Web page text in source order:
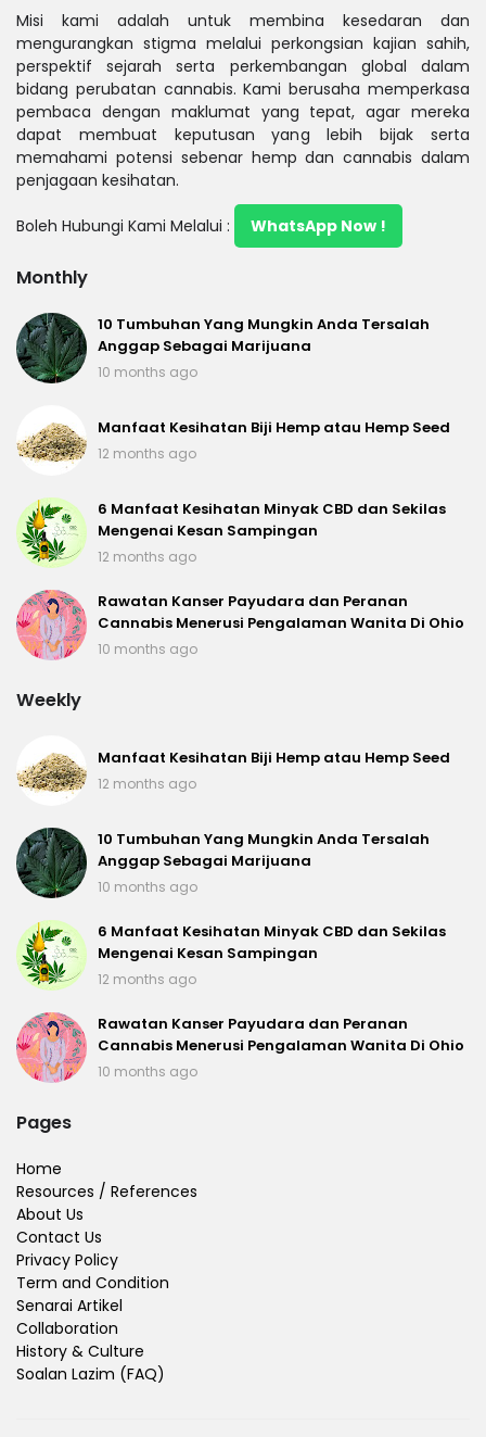
Misi kami adalah untuk membina kesedaran dan
mengurangkan stigma melalui perkongsian kajian sahih,
perspektif sejarah serta perkembangan global dalam
bidang perubatan cannabis. Kami berusaha memperkasa
pembaca dengan maklumat yang tepat, agar mereka
dapat membuat keputusan yang lebih bijak serta
memahami potensi sebenar hemp dan cannabis dalam
penjagaan kesihatan.
Boleh Hubungi Kami Melalui : WhatsApp Now !
Monthly
10 Tumbuhan Yang Mungkin Anda Tersalah
Anggap Sebagai Marijuana
10 months ago
Manfaat Kesihatan Biji Hemp atau Hemp Seed
12 months ago
6 Manfaat Kesihatan Minyak CBD dan Sekilas
Mengenai Kesan Sampingan
12 months ago
Rawatan Kanser Payudara dan Peranan
Cannabis Menerusi Pengalaman Wanita Di Ohio
10 months ago
Weekly
Manfaat Kesihatan Biji Hemp atau Hemp Seed
12 months ago
10 Tumbuhan Yang Mungkin Anda Tersalah
Anggap Sebagai Marijuana
10 months ago
6 Manfaat Kesihatan Minyak CBD dan Sekilas
Mengenai Kesan Sampingan
12 months ago
Rawatan Kanser Payudara dan Peranan
Cannabis Menerusi Pengalaman Wanita Di Ohio
10 months ago
Pages
Home
Resources / References
About Us
Contact Us
Privacy Policy
Term and Condition
Senarai Artikel
Collaboration
History & Culture
Soalan Lazim (FAQ)